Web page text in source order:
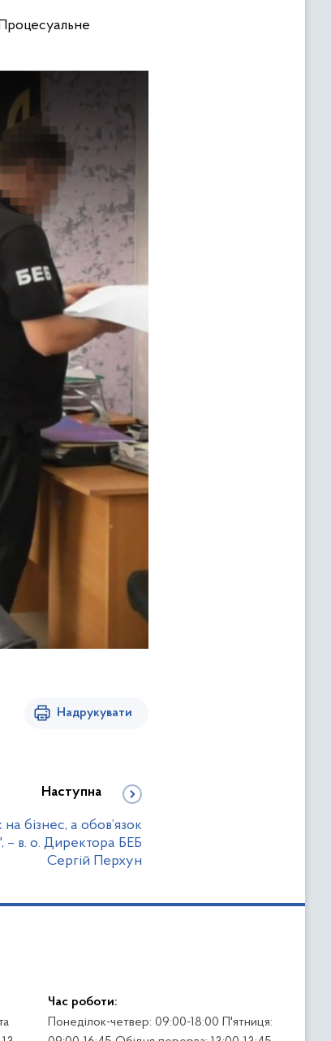
Надрукувати
Наступна
бізнес, а обов’язок
– в. о. Директора БЕБ
Сергій Перхун
Час роботи:
Понеділок-четвер: 09:00-18:00 П'ятниця: